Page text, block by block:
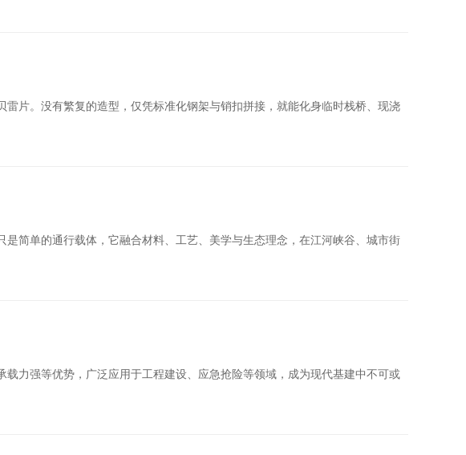
片。没有繁复的造型，仅凭标准化钢架与销扣拼接，就能化身临时栈桥、现浇
简单的通行载体，它融合材料、工艺、美学与生态理念，在江河峡谷、城市街
力强等优势，广泛应用于工程建设、应急抢险等领域，成为现代基建中不可或